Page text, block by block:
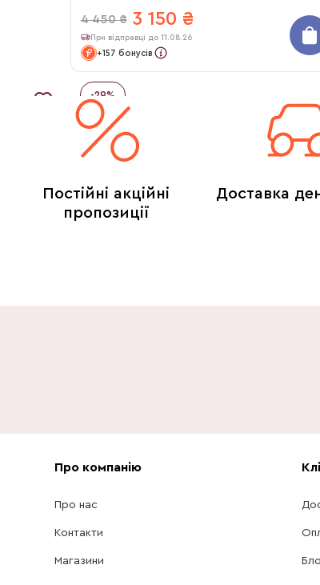
4 450 ₴ 3 150 ₴
При відправці до 11.08.26
+157 бонусів
-29%
Постійні акційні
пропозиції
Доставка
Про компанію
Про нас
Контакти
Магазини